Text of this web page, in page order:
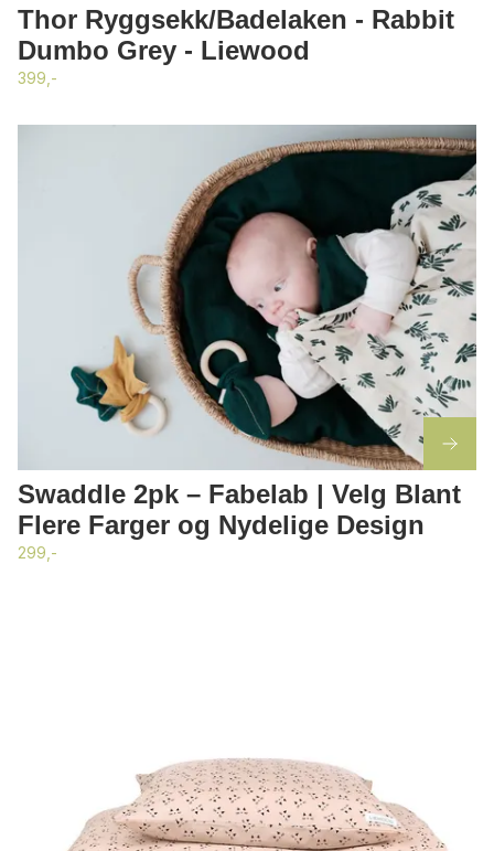
Thor Ryggsekk/Badelaken - Rabbit
Dumbo Grey - Liewood
399,-
Swaddle 2pk – Fabelab | Velg Blant
Flere Farger og Nydelige Design
299,-